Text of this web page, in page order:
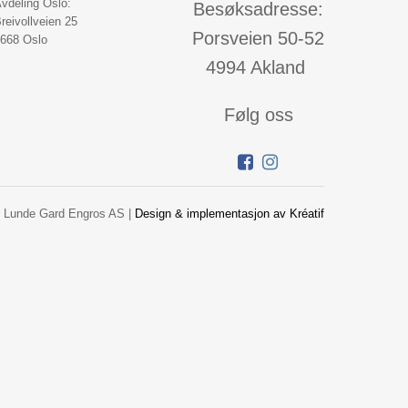
Besøksadresse:
Porsveien 50-52
4994 Akland
Følg oss
Oslo:
25
Oslo
Gard Engros AS | Design & implementasjon av Kréatif